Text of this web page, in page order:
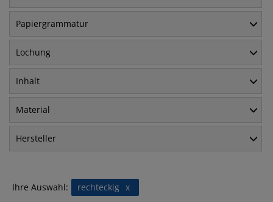
Papiergrammatur
Lochung
Inhalt
Material
Hersteller
Ihre Auswahl: x
rechteckig